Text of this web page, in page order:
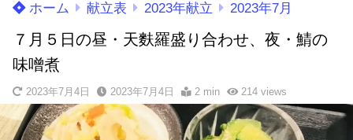
ホーム 献立表 2023年献立 2023年7月
７月５日の昼・天麩羅盛り合わせ、夜・鯖の
味噌煮
2023年7月4日 2023年7月4日 2 min 214views